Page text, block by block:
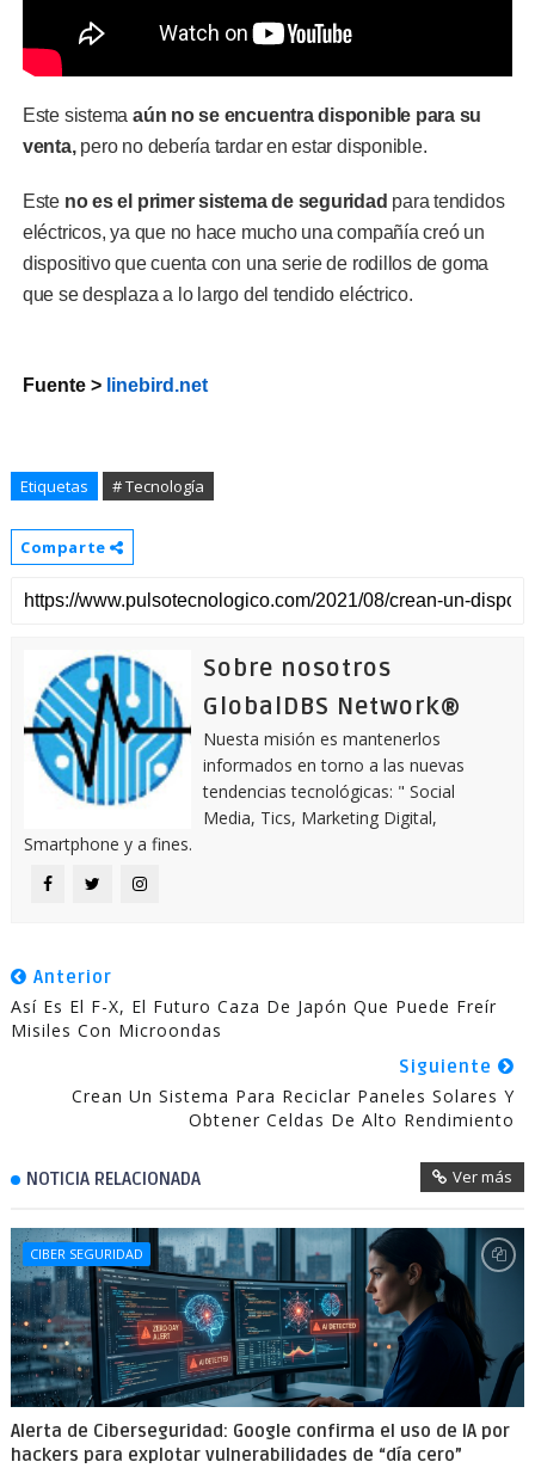
Este sistema aún no se encuentra disponible para su
venta,pero no debería tardar en estar disponible.
Este no es el primer sistema de seguridad para tendidos
eléctricos, ya que no hace mucho una compañía creó un
dispositivo que cuenta con una serie de rodillos de goma
que se desplaza a lo largo del tendido eléctrico.
Fuente > linebird.net
Etiquetas # Tecnología
Comparte
Sobre nosotros
GlobalDBS Network®
Nuesta misión es mantenerlos
informados en torno a las nuevas
tendencias tecnológicas: " Social
Media, Tics, Marketing Digital,
Smartphone y a fines.
Anterior
Así Es El F-X, El Futuro Caza De Japón Que Puede Freír
Misiles Con Microondas
Siguiente
Crean Un Sistema Para Reciclar Paneles Solares Y
Obtener Celdas De Alto Rendimiento
NOTICIA RELACIONADA Ver más
CIBER SEGURIDAD
Alerta de Ciberseguridad: Google confirma el uso de IA por
hackers para explotar vulnerabilidades de “día cero”